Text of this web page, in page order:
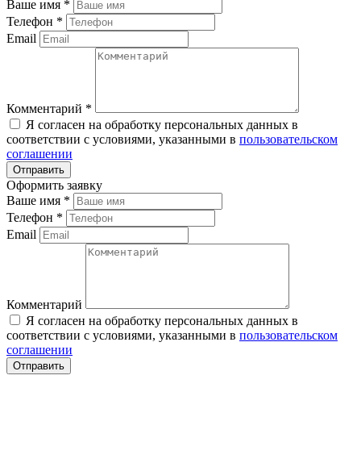
Ваше имя *
Телефон *
Email
Комментарий *
Я согласен на обработку персональных данных в
соответствии с условиями, указанными в пользовательском
соглашении
Оформить заявку
Ваше имя *
Телефон *
Email
Комментарий
Я согласен на обработку персональных данных в
соответствии с условиями, указанными в пользовательском
соглашении